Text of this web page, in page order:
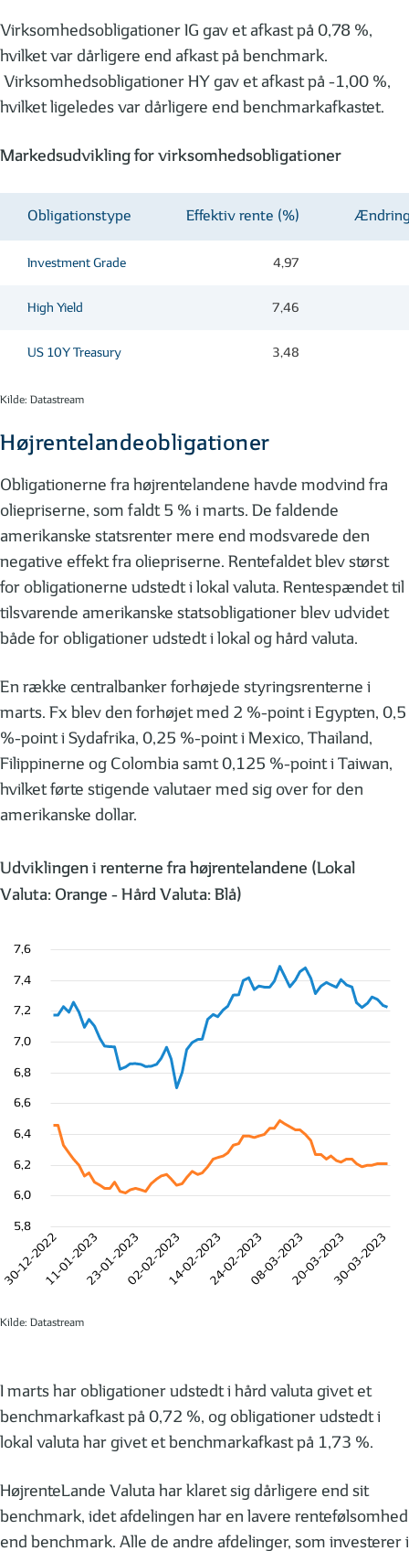
Virksomhedsobligationer IG gav et afkast på 0,78 %,
hvilket var dårligere end afkast på benchmark.
Virksomhedsobligationer HY gav et afkast på -1,00 %,
hvilket ligeledes var dårligere end benchmarkafkastet.
Markedsudvikling for virksomhedsobligationer
Obligationstype Effektiv rente (%)
Investment Grade 4,97
High Yield 7,46
US 10Y Treasury 3,48
Kilde: Datastream
Højrentelandeobligationer
Obligationerne fra højrentelandene havde modvind fra
oliepriserne, som faldt 5 % i marts. De faldende
amerikanske statsrenter mere end modsvarede den
negative effekt fra oliepriserne. Rentefaldet blev størst
for obligationerne udstedt i lokal valuta. Rentespændet til
tilsvarende amerikanske statsobligationer blev udvidet
både for obligationer udstedt i lokal og hård valuta.
En række centralbanker forhøjede styringsrenterne i
marts. Fx blev den forhøjet med 2 %-point i Egypten, 0,5
%-point i Sydafrika, 0,25 %-point i Mexico, Thailand,
Filippinerne og Colombia samt 0,125 %-point i Taiwan,
hvilket førte stigende valutaer med sig over for den
amerikanske dollar.
Udviklingen i renterne fra højrentelandene (Lokal
Valuta: Orange - Hård Valuta: Blå)
30-12-202211-01-202323-01-202302-02-202314-02-202324-02-202308-03-202320-03-202330-03-2023
5,8
6,0
6,2
6,4
6,6
6,8
7,0
7,2
7,4
7,6
Kilde: Datastream
I marts har obligationer udstedt i hård valuta givet et
benchmarkafkast på 0,72 %, og obligationer udstedt i
lokal valuta har givet et benchmarkafkast på 1,73 %.
HøjrenteLande Valuta har klaret sig dårligere end sit
benchmark, idet afdelingen har en lavere rentefølsomhed
end benchmark. Alle de andre afdelinger, som investerer i